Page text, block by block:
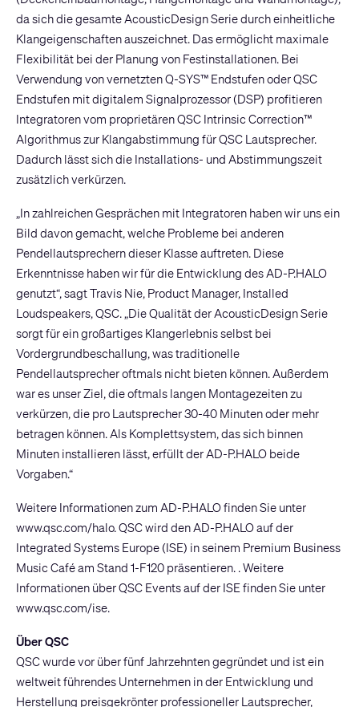
da sich die gesamte AcousticDesign Serie durch einheitliche
Klangeigenschaften auszeichnet. Das ermöglicht maximale
Flexibilität bei der Planung von Festinstallationen. Bei
Verwendung von vernetzten Q-SYS™ Endstufen oder QSC
Endstufen mit digitalem Signalprozessor (DSP) profitieren
Integratoren vom proprietären QSC Intrinsic Correction™
Algorithmus zur Klangabstimmung für QSC Lautsprecher.
Dadurch lässt sich die Installations- und Abstimmungszeit
zusätzlich verkürzen.
„In zahlreichen Gesprächen mit Integratoren haben wir uns ein
Bild davon gemacht, welche Probleme bei anderen
Pendellautsprechern dieser Klasse auftreten. Diese
Erkenntnisse haben wir für die Entwicklung des AD-P.HALO
genutzt“, sagt Travis Nie, Product Manager, Installed
Loudspeakers, QSC. „Die Qualität der AcousticDesign Serie
sorgt für ein großartiges Klangerlebnis selbst bei
Vordergrundbeschallung, was traditionelle
Pendellautsprecher oftmals nicht bieten können. Außerdem
war es unser Ziel, die oftmals langen Montagezeiten zu
verkürzen, die pro Lautsprecher 30-40 Minuten oder mehr
betragen können. Als Komplettsystem, das sich binnen
Minuten installieren lässt, erfüllt der AD-P.HALO beide
Vorgaben.“
Weitere Informationen zum AD-P.HALO finden Sie unter
www.qsc.com/halo. QSC wird den AD-P.HALO auf der
Integrated Systems Europe (ISE) in seinem Premium Business
Music Café am Stand 1-F120 präsentieren. . Weitere
Informationen über QSC Events auf der ISE finden Sie unter
www.qsc.com/ise.
Über QSC
QSC wurde vor über fünf Jahrzehnten gegründet und ist ein
weltweit führendes Unternehmen in der Entwicklung und
Herstellung preisgekrönter professioneller Lautsprecher,